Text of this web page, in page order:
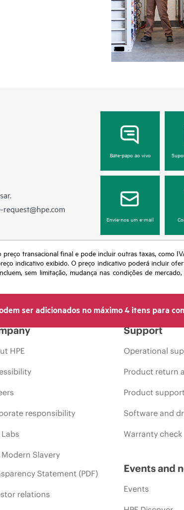
Bate-papo ao vivo
Envie-nos um e-mail
transacional final e pode incluir outras taxas, como
indicativo exibido. O preço indicativo poderá incluir
sem limitação, mudança nas condições de
ser adicionados no máximo 4 itens para
HPE
responsibility
Labs
Modern Slavery
Statement (PDF)
relations
Support
Operational
Product return
Product support
Software and
Warranty check
Events and
Events